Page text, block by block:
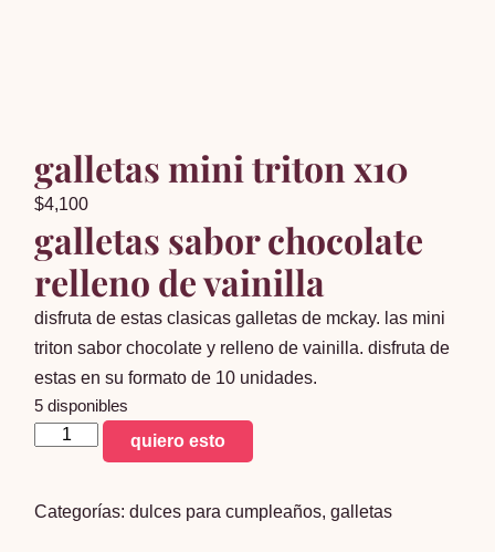
galletas mini triton x10
$4,100
galletas sabor chocolate
relleno de vainilla
disfruta de estas clasicas galletas de mckay. las mini
triton sabor chocolate y relleno de vainilla. disfruta de
estas en su formato de 10 unidades.
5 disponibles
galletas
x10
quiero esto
Categorías:dulces para cumpleaños,galletas